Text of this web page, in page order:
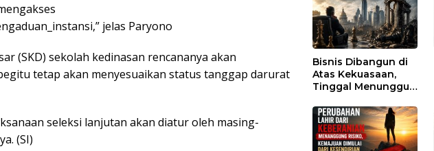
jelas Paryono
(SKD) sekolah kedinasan rencananya akan
tetap akan menyesuaikan status tanggap darurat
seleksi lanjutan akan diatur oleh masing-
(SI)
Bisnis Dibangun di
Atas Kekuasaan,
Tinggal Menunggu